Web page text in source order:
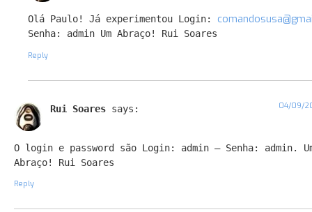
Olá Paulo! Já experimentou Login:
Senha: admin Um Abraço! Rui Soares
Reply
Rui Soares says: 04/09/
O login e password são Login: admin – Senha: admin.
Abraço! Rui Soares
Reply